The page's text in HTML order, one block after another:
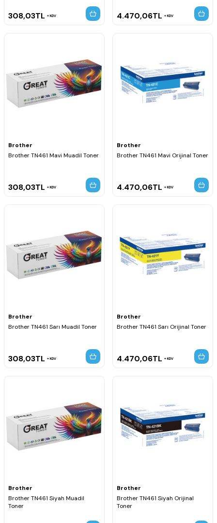
308,03TL KDV 4.470,06TL KDV
Brother
Brother TN461 Mavi Muadil Toner
308,03TL KDV
Brother
Brother TN461 Mavi Orijinal Toner
4.470,06TL KDV
Brother
Brother TN461 Sarı Muadil Toner
308,03TL KDV
Brother
Brother TN461 Sarı Orijinal Toner
4.470,06TL KDV
Brother
Brother TN461 Siyah Muadil
Toner
Brother
Brother TN461 Siyah Orijinal
Toner